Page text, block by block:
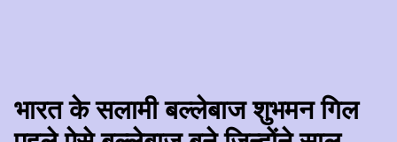
भारत के सलामी बल्लेबाज शुभमन गिल